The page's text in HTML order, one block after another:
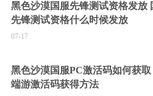
黑色沙漠国服先锋测试资格发放
先锋测试资格什么时候发放
07-17
黑色沙漠国服PC激活码如何获取
端游激活码获得方法